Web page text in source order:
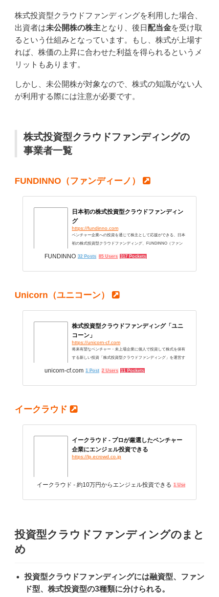
株式投資型クラウドファンディングを利用した場合、
出資者は未公開株の株主となり、後日 配当金を受け取
るという仕組みとなっています。もし、株式が上場す
れば、株価の上昇に合わせた利益を得られるというメ
リットもあります。
しかし、未公開株が対象なので、株式の知識がない人
が利用する際には注意が必要です。
株式投資型クラウドファンディングの
事業者一覧
FUNDINNO（ファンディーノ）
日本初の株式投資型クラウドファンディン
グ
https://fundinno.com
ベンチャー企業への投資を通じて株主として応援ができる、日本
初の株式投資型クラウドファンディング、FUNDINNO（ファン
ー投資（エンジェル投資）ができる、という選択肢を創り出しま
FUNDINNO 32 Posts 85 Users 317 Pockets
Unicorn（ユニコーン）
株式投資型クラウドファンディング「ユニ
コーン」
https://unicorn-cf.com
将来有望なベンチャー・未上場企業に個人で投資して株式を保有
する新しい投資「株式投資型クラウドファンディング」を運営す
POやM&Aを期待できる優良案件（企業）の発掘に長けていま
unicorn-cf.com 1 Post 2 Users 11 Pockets
イークラウド
イークラウド - プロが厳選したベンチャー
企業にエンジェル投資できる
https://lp.ecrowd.co.jp
イークラウド - 約10万円からエンジェル投資できる 1 User
投資型クラウドファンディングのまと
め
投資型クラウドファンディングには融資型、ファン
ド型、株式投資型の3種類に分けられる。